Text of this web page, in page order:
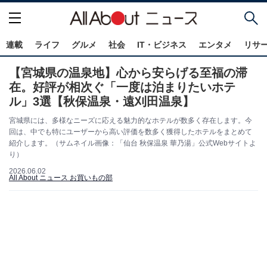
連載 ライフ グルメ 社会 IT・ビジネス エンタメ リサ
【宮城県の温泉地】心から安らげる至福の滞
在。好評が相次ぐ「一度は泊まりたいホテ
ル」3選【秋保温泉・遠刈田温泉】
宮城県には、多様なニーズに応える魅力的なホテルが数多く存在します。今
回は、中でも特にユーザーから高い評価を数多く獲得したホテルをまとめて
紹介します。（サムネイル画像：「仙台 秋保温泉 華乃湯」公式Webサイトよ
り）
2026.06.02
All About ニュース お買いもの部